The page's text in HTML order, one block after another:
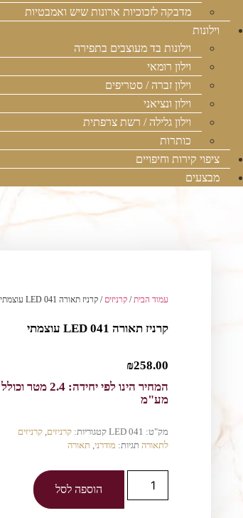
מדבקה לזכוכיות ארונות שיש ואמבטיות
וילונות
וילונות בד מעוצבים בתפירה
וילון רומאי
וילון זברה / סטריפים
וילון ונציאני
וילון גלילה / רשת צרפתית
כותרות
ציפוי קירות וחיפויים
מבצעים
עמוד הבית/ קרניזים / קרניז תאורה LED 041 עוצמתי
קרניז תאורה LED 041 עוצמתי
₪258.00
המחיר הינו לפי יחידה: 2.4 מטר וכולל
מע"מ
מק"ט: LED 041 קטגוריות: קרניזים, קרניזים
לתאורה תגיות: מודרני, תאורה
הוספה לסל